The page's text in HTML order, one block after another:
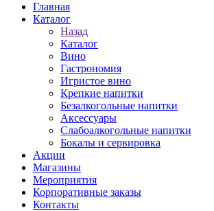
Главная
Каталог
Назад
Каталог
Вино
Гастрономия
Игристое вино
Крепкие напитки
Безалкогольные напитки
Аксессуары
Слабоалкогольные напитки
Бокалы и сервировка
Акции
Магазины
Мероприятия
Корпоративные заказы
Контакты